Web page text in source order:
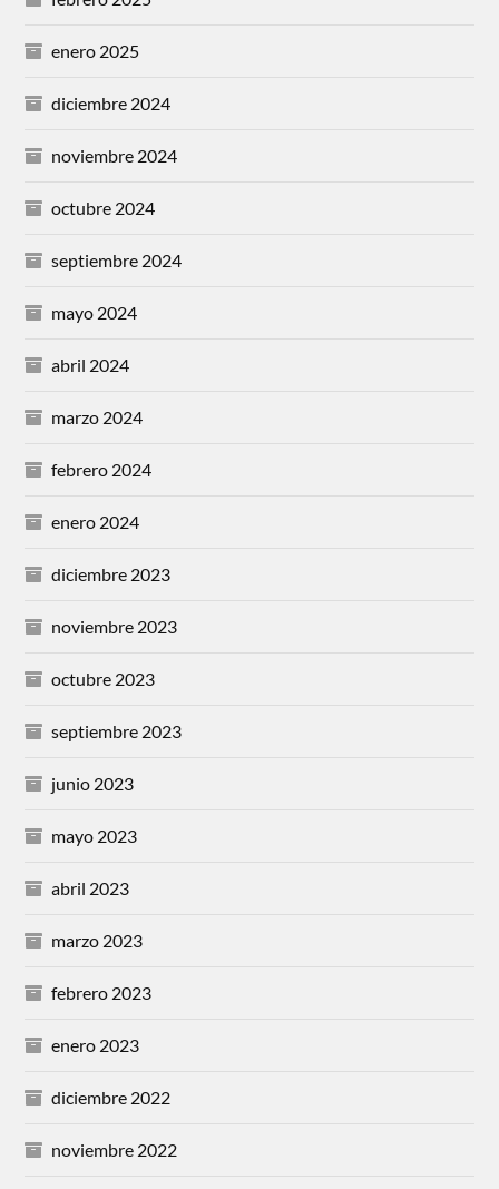
enero 2025
diciembre 2024
noviembre 2024
octubre 2024
septiembre 2024
mayo 2024
abril 2024
marzo 2024
febrero 2024
enero 2024
diciembre 2023
noviembre 2023
octubre 2023
septiembre 2023
junio 2023
mayo 2023
abril 2023
marzo 2023
febrero 2023
enero 2023
diciembre 2022
noviembre 2022